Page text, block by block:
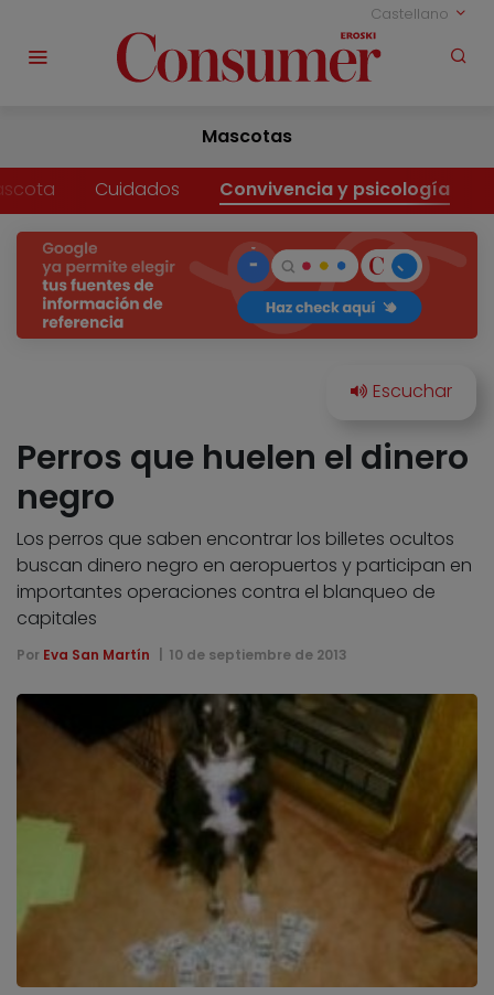
Castellano
Mascotas
Cuidados Convivencia y psicología
Perros que huelen el dinero
negro
Los perros que saben encontrar los billetes ocultos
buscan dinero negro en aeropuertos y participan en
importantes operaciones contra el blanqueo de
capitales
Por Eva San Martín 10 de septiembre de 2013